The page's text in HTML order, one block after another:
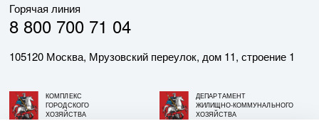
Горячая линия
8 800 700 71 04
105120 Москва, Мрузовский переулок, дом 11, строение 1
КОМПЛЕКС
ГОРОДСКОГО
ХОЗЯЙСТВА
ДЕПАРТАМЕНТ
ЖИЛИЩНО-КОММУНАЛЬНОГО
ХОЗЯЙСТВА